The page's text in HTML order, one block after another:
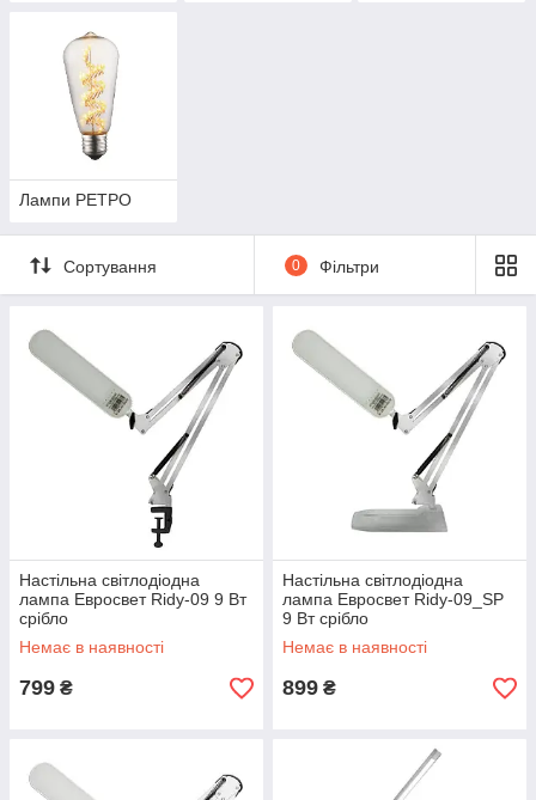
Лампи РЕТРО
Сортування 0 Фільтри
Настільна світлодіодна
лампа Евросвет Ridy-09 9 Вт
срібло
Немає в наявності
799 ₴
Настільна світлодіодна
лампа Евросвет Ridy-09_SP
9 Вт срібло
Немає в наявності
899 ₴